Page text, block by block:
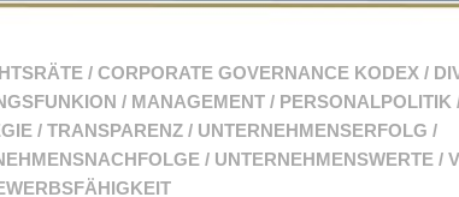
/ CORPORATE GOVERNANCE KODEX /
/ MANAGEMENT / PERSONALPOLITIK
/ TRANSPARENZ / UNTERNEHMENSERFOLG /
/ UNTERNEHMENSWERTE /